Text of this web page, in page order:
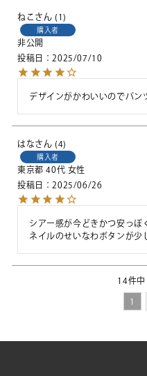
ねこ 1
購入者
非公開
投稿日
2025/07/10
デザインがかわいいのでパン
はな 4
購入者
東京都 40代 女性
投稿日
2025/06/26
シアー感が今どきかつ安っぽ
ネイルのせいなわボタンが少
14件中
1